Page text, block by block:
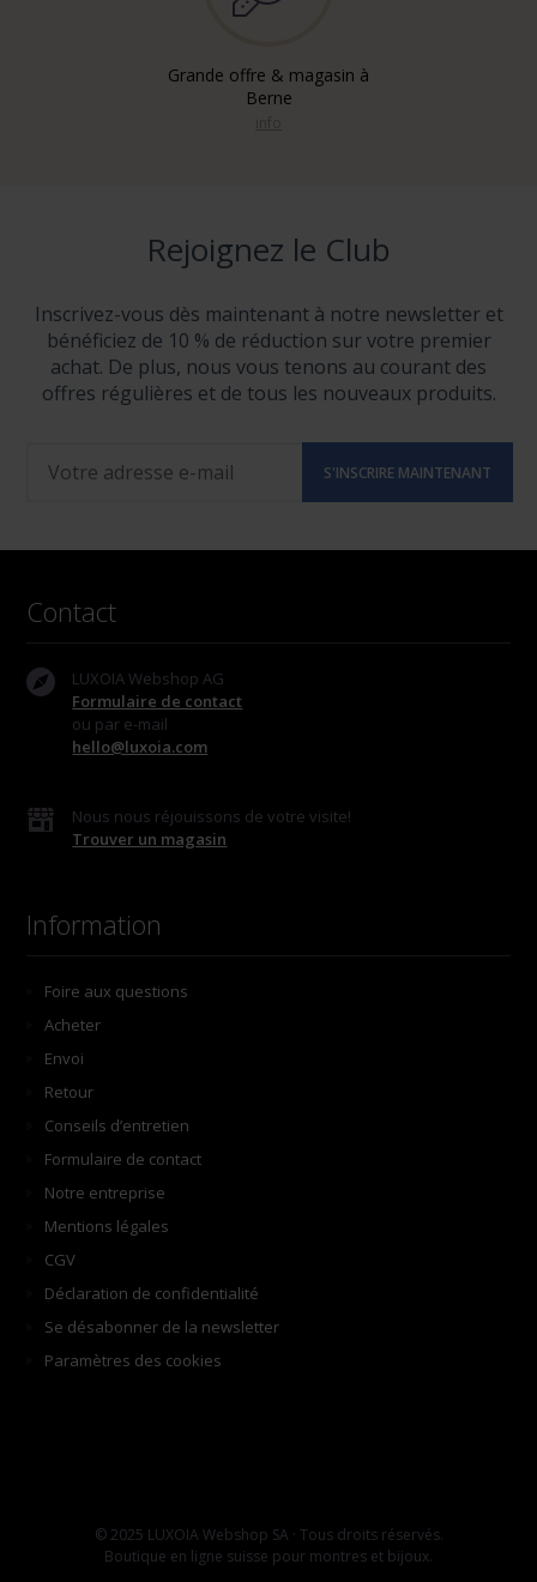
Grande offre & magasin à
Berne
Rejoignez le Club
Inscrivez-vous dès maintenant à notre newsletter et
bénéficiez de 10 % de réduction sur votre premier
achat. De plus, nous vous tenons au courant des
offres régulières et de tous les nouveaux produits.
Contact
LUXOIA Webshop AG
Formulaire de contact
ou par e-mail
hello@luxoia.com
Nous nous réjouissons de votre visite!
Trouver un magasin
Information
Foire aux questions
Acheter
Envoi
Retour
Conseils d’entretien
Formulaire de contact
Notre entreprise
Mentions légales
CGV
Déclaration de confidentialité
Se désabonner de la newsletter
Paramètres des cookies
© 2025 LUXOIA Webshop SA · Tous droits réservés.
Boutique en ligne suisse pour montres et bijoux.